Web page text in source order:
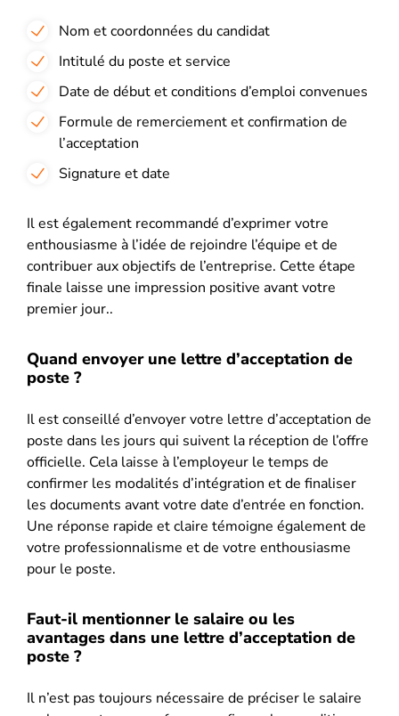
Nom et coordonnées du candidat
Intitulé du poste et service
Date de début et conditions d’emploi convenues
Formule de remerciement et confirmation de
l’acceptation
Signature et date
Il est également recommandé d’exprimer votre
enthousiasme à l’idée de rejoindre l’équipe et de
contribuer aux objectifs de l’entreprise. Cette étape
finale laisse une impression positive avant votre
premier jour..
Quand envoyer une lettre d’acceptation de
poste ?
Il est conseillé d’envoyer votre lettre d’acceptation de
poste dans les jours qui suivent la réception de l’offre
officielle. Cela laisse à l’employeur le temps de
confirmer les modalités d’intégration et de finaliser
les documents avant votre date d’entrée en fonction.
Une réponse rapide et claire témoigne également de
votre professionnalisme et de votre enthousiasme
pour le poste.
Faut-il mentionner le salaire ou les
avantages dans une lettre d’acceptation de
poste ?
Il n’est pas toujours nécessaire de préciser le salaire